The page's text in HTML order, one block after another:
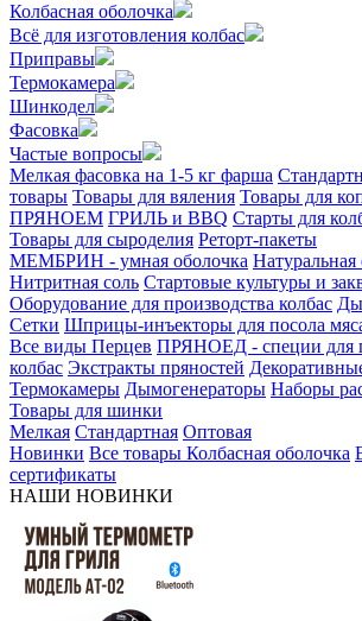
Колбасная оболочка
Всё для изготовления колбас
Приправы
Термокамера
Шинкодел
Фасовка
Частые вопросы
Мелкая фасовка на 1-5 кг фарша
товары Товары для вяления Товары для
ПРЯНОЕМ ГРИЛЬ и BBQ Старты для
Товары для сыроделия Реторт-пакеты
МЕМБРИН - умная оболочка Натуральная
Нитритная соль Стартовые культуры и
Оборудование для производства колбас
Сетки Шприцы-инъекторы для посола
Все виды Перцев ПРЯНОЕД - специи для
колбас Экстракты пряностей
Термокамеры Дымогенераторы Наборы
Товары для шинки
Мелкая Стандартная Оптовая
Новинки Все товары Колбасная оболочка
сертификаты
НАШИ НОВИНКИ